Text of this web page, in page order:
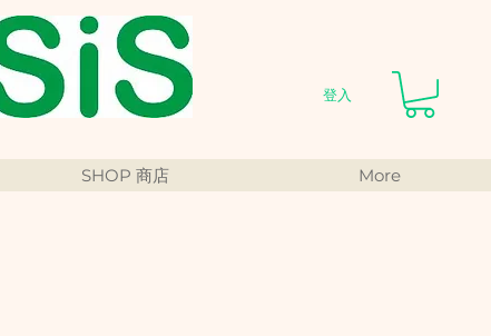
登入
SHOP 商店 More